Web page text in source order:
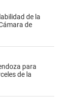
de la
de
para
de la